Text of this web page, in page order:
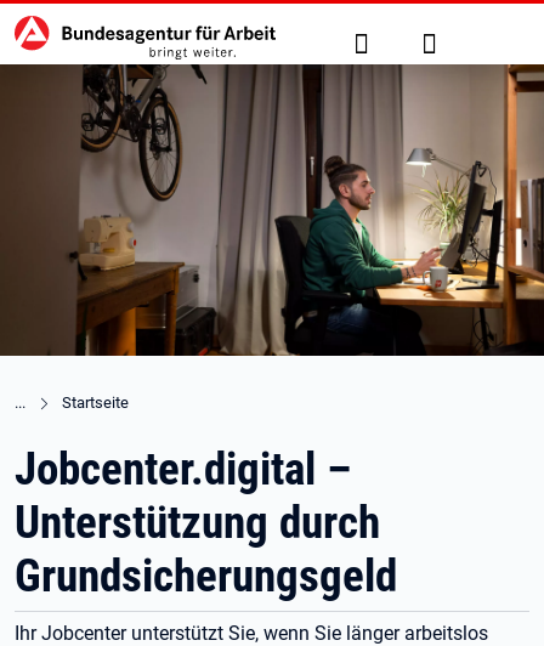
zu den Hauptinhalten springen
Hauptnavigation Suche Anmelden
Startseite
Jobcenter.digital –
Unterstützung durch
Grundsicherungsgeld
Ihr Jobcenter unterstützt Sie, wenn Sie länger arbeitslos